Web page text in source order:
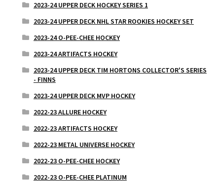
2023-24 UPPER DECK HOCKEY SERIES 1
2023-24 UPPER DECK NHL STAR ROOKIES HOCKEY SET
2023-24 O-PEE-CHEE HOCKEY
2023-24 ARTIFACTS HOCKEY
2023-24 UPPER DECK TIM HORTONS COLLECTOR'S SERIES
- FINNS
2023-24 UPPER DECK MVP HOCKEY
2022-23 ALLURE HOCKEY
2022-23 ARTIFACTS HOCKEY
2022-23 METAL UNIVERSE HOCKEY
2022-23 O-PEE-CHEE HOCKEY
2022-23 O-PEE-CHEE PLATINUM